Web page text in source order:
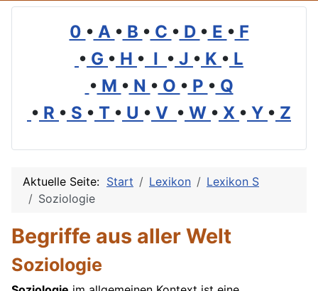
0 • A • B • C • D • E • F
• G • H • I • J • K • L
• M • N • O • P • Q
• R • S • T • U • V • W • X • Y • Z
Aktuelle Seite: Start Lexikon
Lexikon S
Soziologie
Begriffe aus aller Welt
Soziologie